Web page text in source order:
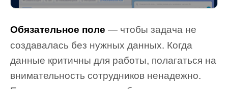
Обязательное поле — чтобы задача не
создавалась без нужных данных. Когда
данные критичны для работы, полагаться на
внимательность сотрудников ненадежно.